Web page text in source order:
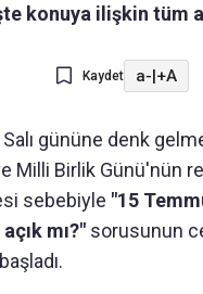
konuya ilişkin tüm
Kaydet a-|+A
gününe denk
Milli Birlik Günü'nün
sebebiyle "15
mı?" sorusunun